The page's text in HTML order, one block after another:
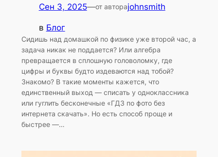
Сен 3, 2025—от автораjohnsmith
в Блог
Сидишь над домашкой по физике уже второй час, а
задача никак не поддается? Или алгебра
превращается в сплошную головоломку, где
цифры и буквы будто издеваются над тобой?
Знакомо? В такие моменты кажется, что
единственный выход — списать у одноклассника
или гуглить бесконечные «ГДЗ по фото без
интернета скачать». Но есть способ проще и
быстрее —…